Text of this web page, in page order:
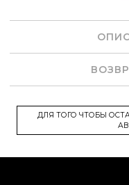
ДЛЯ ТОГО ЧТОБЫ